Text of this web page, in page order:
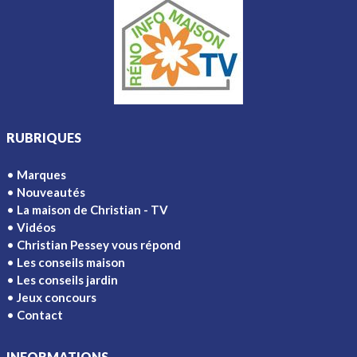
RUBRIQUES
Marques
Nouveautés
La maison de Christian - TV
Vidéos
Christian Pessey vous répond
Les conseils maison
Les conseils jardin
Jeux concours
Contact